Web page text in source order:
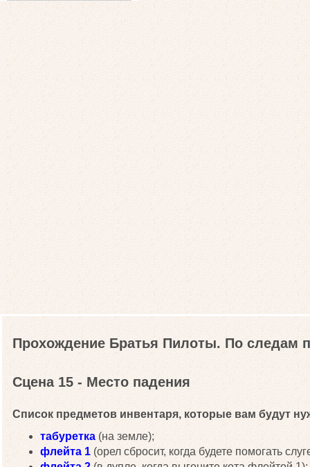
Прохождение Братья Пилоты. По следам
Сцена 15 - Место падения
Список предметов инвентаря, которые вам будут
табуретка (на земле);
флейта 1 (орел сбросит, когда будете помогать